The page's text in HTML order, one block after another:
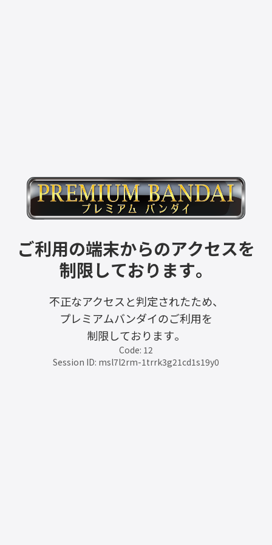
ご利用の端末からのアクセスを
制限しております。
不正なアクセスと判定されたため、
プレミアムバンダイのご利用を
制限しております。
Code: 12
Session ID: msl7l2rm-1trrk3g21cd1s19y0